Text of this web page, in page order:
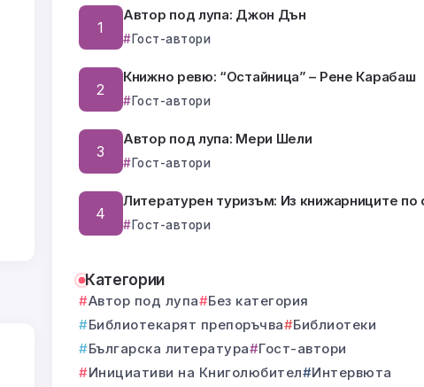
Автор под лупа: Джон Дън
Гост-автори
Книжно ревю: “Остайница” – Рене Карабаш
Гост-автори
Автор под лупа: Мери Шели
Гост-автори
Литературен туризъм: Из книжарниците по
Гост-автори
Категории
Автор под лупа
Без категория
Библиотекарят препоръчва
Библиотеки
Българска литература
Гост-автори
Инициативи на Книголюбител
Интервюта